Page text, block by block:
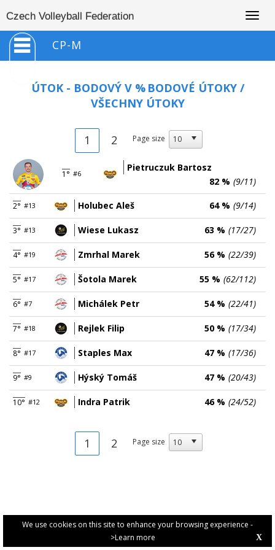
We use cookies on this site to enhance your browsing experience -
>Learn more
X
Czech Volleyball Federation
CP-M
ÚTOK - BODOVÝ V % BODOVÉ ÚTOKY /
VŠECHNY ÚTOKY
1 2 Page size
1° #6
Pietruczuk Bartosz
82 % (9/11)
2° #13 Holubec Aleš 64 % (9/14)
3° #13 Wiese Lukasz 63 % (17/27)
4° #19 Zmrhal Marek 56 % (22/39)
5° #17 Šotola Marek 55 % (62/112)
6° #7 Michálek Petr 54 % (22/41)
7° #18 Rejlek Filip 50 % (17/34)
8° #17 Staples Max 47 % (17/36)
9° #9 Hýský Tomáš 47 % (20/43)
10° #12 Indra Patrik 46 % (24/52)
1 2 Page size